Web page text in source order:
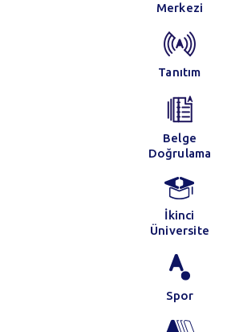
Merkezi
Tanıtım
Belge
Doğrulama
İkinci
Üniversite
Spor